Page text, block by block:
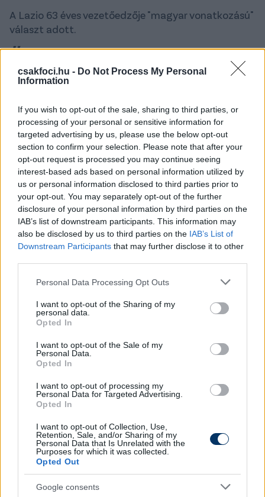
csakfoci.hu - Do Not Process My Personal
Information
If you wish to opt-out of the sale, sharing to third parties, or
processing of your personal or sensitive information for
targeted advertising by us, please use the below opt-out
section to confirm your selection. Please note that after your
opt-out request is processed you may continue seeing
interest-based ads based on personal information utilized by
us or personal information disclosed to third parties prior to
your opt-out. You may separately opt-out of the further
disclosure of your personal information by third parties on the
IAB’s list of downstream participants. This information may
also be disclosed by us to third parties on the IAB’s List of
Downstream Participants that may further disclose it to other
Please note that this website/app uses one or more Google
not limited to your visit or usage behaviour. You may click to
grant or deny consent to Google and its third-party tags to
use your data for below specified purposes in below Google
consent section.
Personal Data Processing Opt Outs
I want to opt-out of the Sharing of my
personal data.
Opted In
I want to opt-out of the Sale of my
Personal Data.
Opted In
I want to opt-out of processing my
Personal Data for Targeted Advertising.
Opted In
I want to opt-out of Collection, Use,
Retention, Sale, and/or Sharing of my
Personal Data that Is Unrelated with the
Purposes for which it was collected.
Opted Out
Google consents
A Lazio 63 éves vezetőedzője "magyar vonatkozású"
választ adott.
Engem nem érdekel a Porto európai múltja -
ezzel az erővel félhetnénk a Budapest
Nem számít, hogy mit csináltak a múltban, a valóság
az, hogy ez egy nagyon erős csapat, egy csapat,
amelynek most is vannak értékei. Technikailag
nagyon magas szintű játékosaik vannak,
szervezettek, tapasztaltak és nagyon tehetséges
fiatalokkal is rendelkeznek. Ennek a csapatnak az
erejét az idény eddigi számai is megmutatják és
igazolják. Nehéz dolgunk lesz- fogalmazott a
Napoli, a Chelsea (három éve a Chelsea-vel meg is
Olvastad már?
Fradi: Még nem lefutott a magyar
szélső ügye, ilyen feltételek mellett
viheti a DAC - részletek